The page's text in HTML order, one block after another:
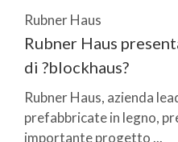
Rubner Haus
Rubner Haus
di ?blockhaus?
Rubner Haus, azienda
prefabbricate in legno,
importante progetto ...